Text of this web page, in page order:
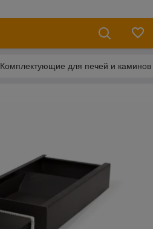
Комплектующие для печей и каминов